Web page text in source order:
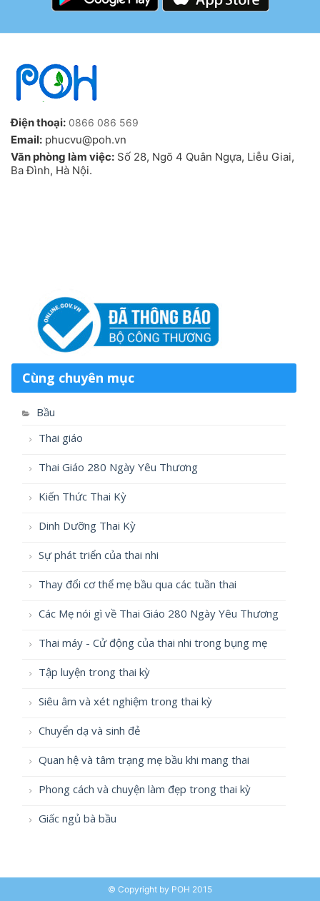
Điện thoại: 0866 086 569
Email: phucvu@poh.vn
Văn phòng làm việc: Số 28, Ngõ 4 Quân Ngựa, Liễu Giai,
Ba Đình, Hà Nội.
Cùng chuyên mục
Bầu
Thai giáo
Thai Giáo 280 Ngày Yêu Thương
Kiến Thức Thai Kỳ
Dinh Dưỡng Thai Kỳ
Sự phát triển của thai nhi
Thay đổi cơ thể mẹ bầu qua các tuần thai
Các Mẹ nói gì về Thai Giáo 280 Ngày Yêu Thương
Thai máy - Cử động của thai nhi trong bụng mẹ
Tập luyện trong thai kỳ
Siêu âm và xét nghiệm trong thai kỳ
Chuyển dạ và sinh đẻ
Quan hệ và tâm trạng mẹ bầu khi mang thai
Phong cách và chuyện làm đẹp trong thai kỳ
Giấc ngủ bà bầu
© Copyright by POH 2015